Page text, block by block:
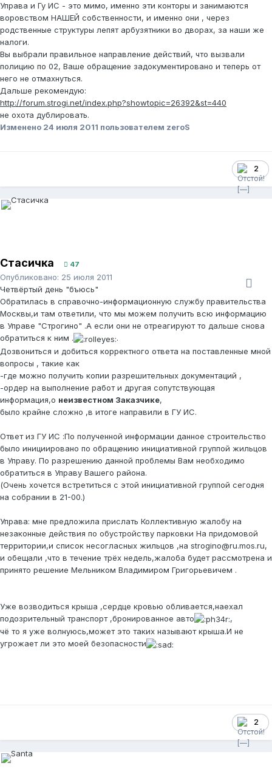
Управа и Гу ИС - это мимо, именно эти конторы и занимаются
воровством НАШЕЙ собственности, и именно они , через
родственные структуры лепят арбузятники во дворах, за наши же
налоги.
Вы выбрали правильное направление действий, что вызвали
полицию по 02, Ваше обращение задокументировано и теперь от
него не отмахнуться.
Дальше рекомендую:
http://forum.strogi.net/index.php?showtopic=26392&st=440
не охота дублировать.
Изменено 24 июля 2011 пользователем zeroS
2
Стасичка 47
Опубликовано: 25 июля 2011
Четвёртый день "бъюсь"
Обратилась в справочно-информационную службу правительства
Москвы,и там ответили, что мы можем получить всю информацию
в Управе "Строгино" .А если они не отреагируют то дальше снова
обратиться к ним .
.
Дозвониться и добиться корректного ответа на поставленные мной
вопросы , такие как
-где можно получить копии разрешительных документаций ,
-ордер на выполнение работ и другая сопутствующая
информация,о неизвестном Заказчике,
было крайне сложно ,в итоге направили в ГУ ИС.
Ответ из ГУ ИС :По полученной информации данное строительство
было инициировано по обращению инициативной группой жильцов
в Управу. По разрешению данной проблемы Вам необходимо
обратиться в Управу Вашего района.
(Очень хочется встретиться с этой инициативной группой сегодня
на собрании в 21-00.)
Управа: мне предложила прислать Коллективную жалобу на
незаконные действия по обустройству парковки На придомовой
территории,и список несогласных жильцов ,на strogino@ru.mos.ru,
и обещали ,что в течение трёх недель,жалоба будет рассмотрена и
принято решение Мельником Владимиром Григорьевичем .
Уже возводиться крыша ,сердце кровью обливается,наехал
подозрительный транспорт ,бронированное авто
,
чё то я уже волнуюсь,может это таких называют крыша.И не
угрожает ли это моей безопасности
2